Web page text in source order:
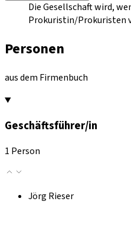
Die Gesellschaft wird,
Prokuristin/Prokuristen
Personen
aus dem Firmenbuch
Geschäftsführer/in
1 Person
Jörg Rieser